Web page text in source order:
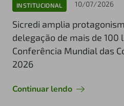
INSTITUCIONAL 10/07/2026
Sicredi amplia
delegação de mais de 100
Conferência Mundial das
2026
Continuar lendo